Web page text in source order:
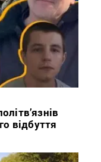
відбуття